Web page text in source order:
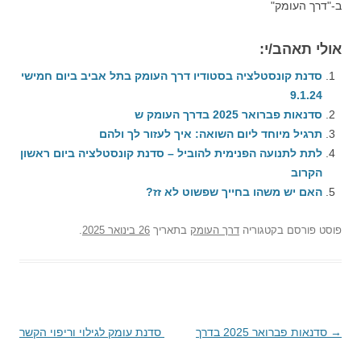
ב-"דרך העומק"
אולי תאהב/י:
סדנת קונסטלציה בסטודיו דרך העומק בתל אביב ביום חמישי
9.1.24
סדנאות פברואר 2025 בדרך העומק ש
תרגיל מיוחד ליום השואה: איך לעזור לך ולהם
לתת לתנועה הפנימית להוביל – סדנת קונסטלציה ביום ראשון
הקרוב
האם יש משהו בחייך שפשוט לא זז?
פוסט פורסם בקטגוריה דרך העומק בתאריך 26 בינואר 2025 .
ניווט
→
סדנאות פברואר 2025 בדרך
סדנת עומק לגילוי וריפוי הקשר